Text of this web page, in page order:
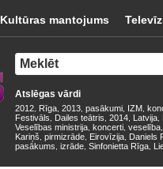
Kultūras mantojums
Atslēgas vārdi
2012 Rīga 2013 pasākumi IZM
Festivāls
Dailes teātris 2014 Latvija
Veselības ministrija koncerti veselība
Kariņš pirmizrāde Eirovīzija Daniels
pasākums izrāde Sinfonietta Rīga